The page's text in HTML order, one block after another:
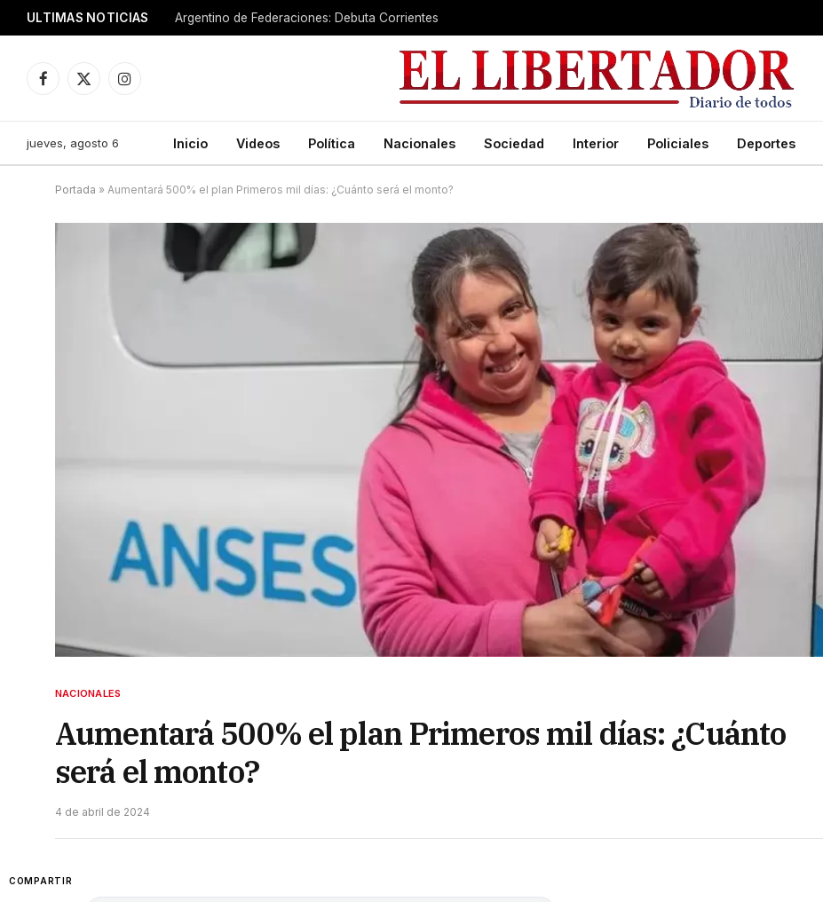
ULTIMAS NOTICIAS Argentino de Federaciones: Debuta Corrientes
Facebook
X
Instagram
jueves, agosto 6 Inicio Videos Política Nacionales Sociedad Interior Policiales Deportes
Portada » Aumentará 500% el plan Primeros mil días: ¿Cuánto será el monto?
NACIONALES
Aumentará 500% el plan Primeros mil días: ¿Cuánto
será el monto?
4 de abril de 2024
COMPARTIR